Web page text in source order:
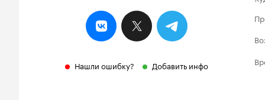
Нашли ошибку? Добавить инфо